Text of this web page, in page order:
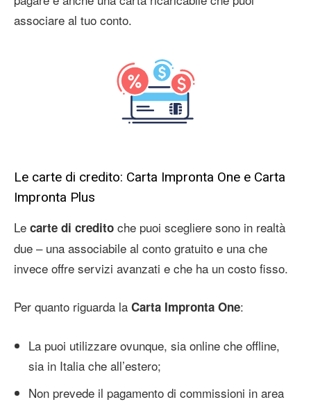
associare al tuo conto.
Le carte di credito: Carta Impronta One e Carta
Impronta Plus
Le carte di credito che puoi scegliere sono in realtà
due – una associabile al conto gratuito e una che
invece offre servizi avanzati e che ha un costo fisso.
Per quanto riguarda la Carta Impronta One:
La puoi utilizzare ovunque, sia online che offline,
sia in Italia che all’estero;
Non prevede il pagamento di commissioni in area